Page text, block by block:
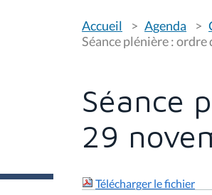
o
u
s
s
i
Accueil Agenda
Séance plénière :
Séance
29
Télécharger le fichier